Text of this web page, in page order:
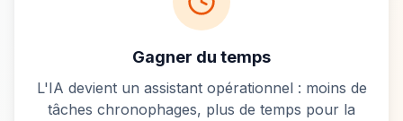
Gagner du temps
L'IA devient un assistant opérationnel : moins de
tâches chronophages, plus de temps pour la